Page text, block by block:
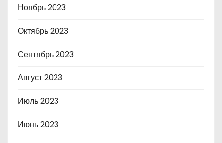
Ноябрь 2023
Октябрь 2023
Сентябрь 2023
Август 2023
Июль 2023
Июнь 2023